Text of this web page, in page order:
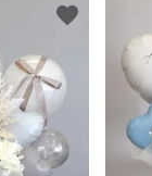
favorite